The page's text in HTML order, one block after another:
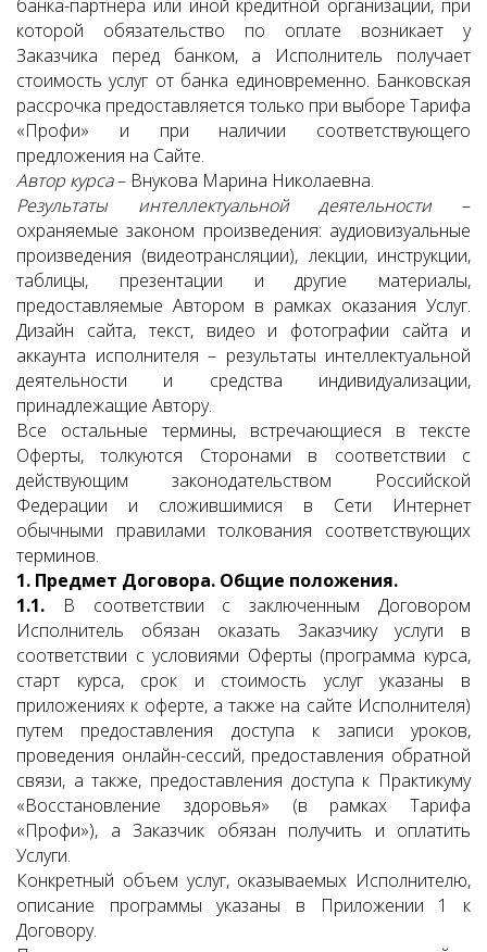
банка-партнера или иной кредитной организации, при
которой обязательство по оплате возникает у
Заказчика перед банком, а Исполнитель получает
стоимость услуг от банка единовременно. Банковская
рассрочка предоставляется только при выборе Тарифа
«Профи» и при наличии соответствующего
предложения на Сайте.
Автор курса– Внукова Марина Николаевна.
Результаты интеллектуальной деятельности–
охраняемые законом произведения: аудиовизуальные
произведения (видеотрансляции), лекции, инструкции,
таблицы, презентации и другие материалы,
предоставляемые Автором в рамках оказания Услуг.
Дизайн сайта, текст, видео и фотографии сайта и
аккаунта исполнителя – результаты интеллектуальной
деятельности и средства индивидуализации,
принадлежащие Автору.
Все остальные термины, встречающиеся в тексте
Оферты, толкуются Сторонами в соответствии с
действующим законодательством Российской
Федерации и сложившимися в Сети Интернет
обычными правилами толкования соответствующих
терминов.
1. Предмет Договора. Общие положения.
1.1. В соответствии с заключенным Договором
Исполнитель обязан оказать Заказчику услуги в
соответствии с условиями Оферты (программа курса,
старт курса, срок и стоимость услуг указаны в
приложениях к оферте, а также на сайте Исполнителя)
путем предоставления доступа к записи уроков,
проведения онлайн-сессий, предоставления обратной
связи, а также, предоставления доступа к Практикуму
«Восстановление здоровья» (в рамках Тарифа
«Профи»), а Заказчик обязан получить и оплатить
Услуги.
Конкретный объем услуг, оказываемых Исполнителю,
описание программы указаны в Приложении 1 к
Договору.